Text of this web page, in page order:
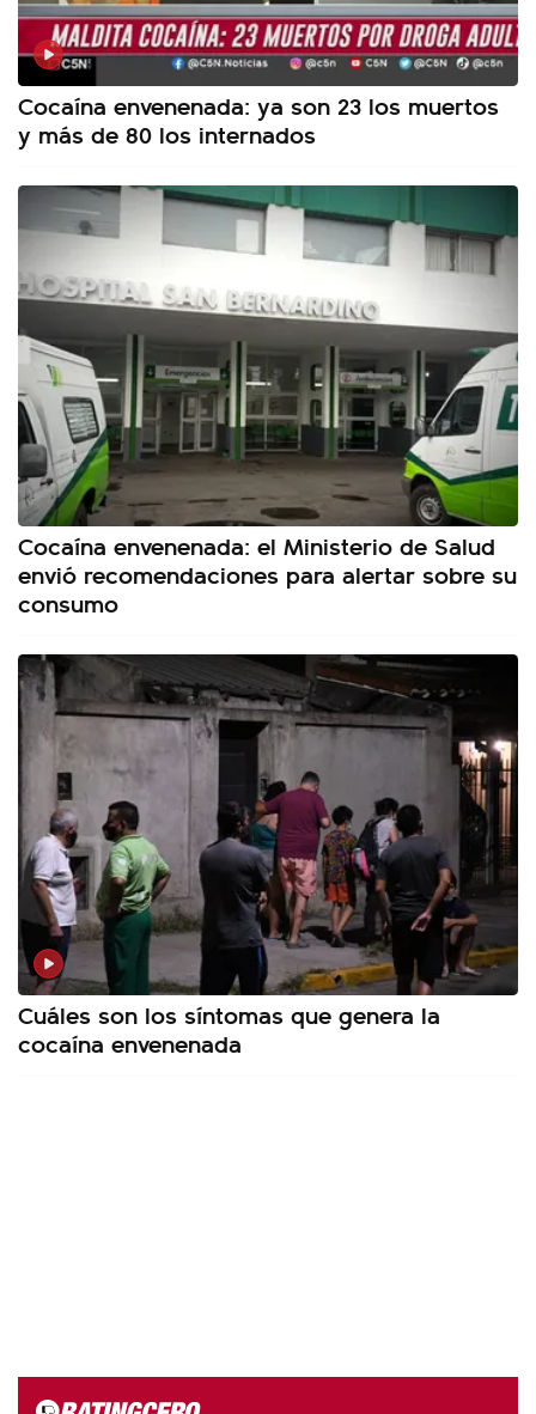
Cocaína envenenada: ya son 23 los muertos
y más de 80 los internados
Cocaína envenenada: el Ministerio de Salud
envió recomendaciones para alertar sobre su
consumo
Cuáles son los síntomas que genera la
cocaína envenenada